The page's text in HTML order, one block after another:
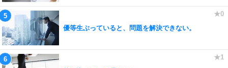
優等生ぶっていると、問題を解決できない。